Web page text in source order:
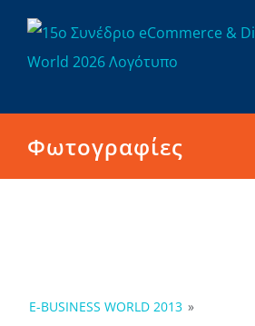
Μετάβαση
περιεχόμενο
Φωτογραφίες
E-BUSINESS WORLD 2013 »